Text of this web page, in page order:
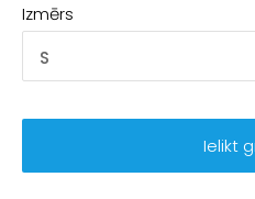
Izmērs
Ielikt